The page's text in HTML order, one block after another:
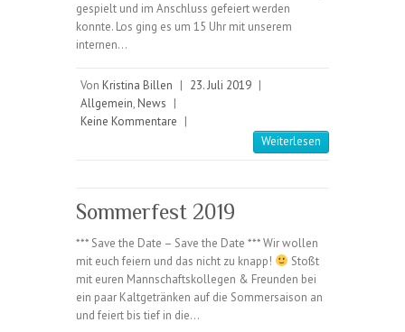
gespielt und im Anschluss gefeiert werden
konnte. Los ging es um 15 Uhr mit unserem
internen…
Von Kristina Billen | 23. Juli 2019 |
Allgemein, News |
Keine Kommentare |
Weiterlesen
Sommerfest 2019
*** Save the Date – Save the Date *** Wir wollen
mit euch feiern und das nicht zu knapp!
Stoßt
mit euren Mannschaftskollegen & Freunden bei
ein paar Kaltgetränken auf die Sommersaison an
und feiert bis tief in die…